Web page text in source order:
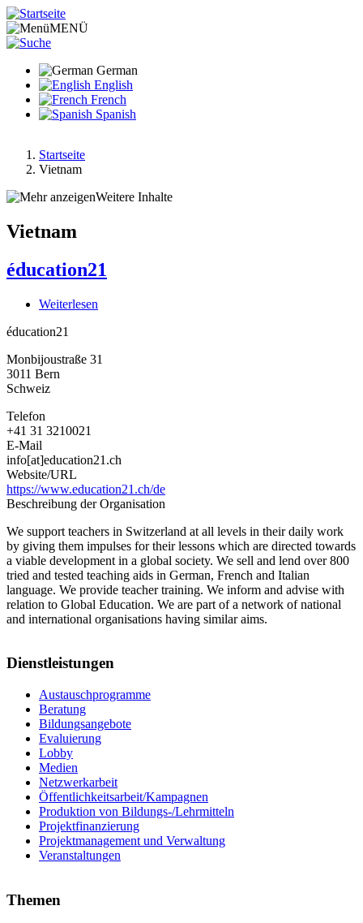
Direkt
zum
Inhalt
MENÜ
German
English
French
Spanish
Pfadnavigation
Startseite
Vietnam
Weitere Inhalte
Vietnam
éducation21
Weiterlesen
éducation21
Monbijoustraße 31
3011 Bern
Schweiz
Telefon
+41 31 3210021
E-Mail
info[at]education21.ch
Website/URL
https://www.education21.ch/de
Beschreibung der Organisation
We support teachers in Switzerland at all levels in their daily work
by giving them impulses for their lessons which are directed towards
a viable development in a global society. We sell and lend over 800
tried and tested teaching aids in German, French and Italian
language. We provide teacher training. We inform and advise with
relation to Global Education. We are part of a network of national
and international organisations having similar aims.
Dienstleistungen
Austauschprogramme
Beratung
Bildungsangebote
Evaluierung
Lobby
Medien
Netzwerkarbeit
Öffentlichkeitsarbeit/Kampagnen
Produktion von Bildungs-/Lehrmitteln
Projektfinanzierung
Projektmanagement und Verwaltung
Veranstaltungen
Themen